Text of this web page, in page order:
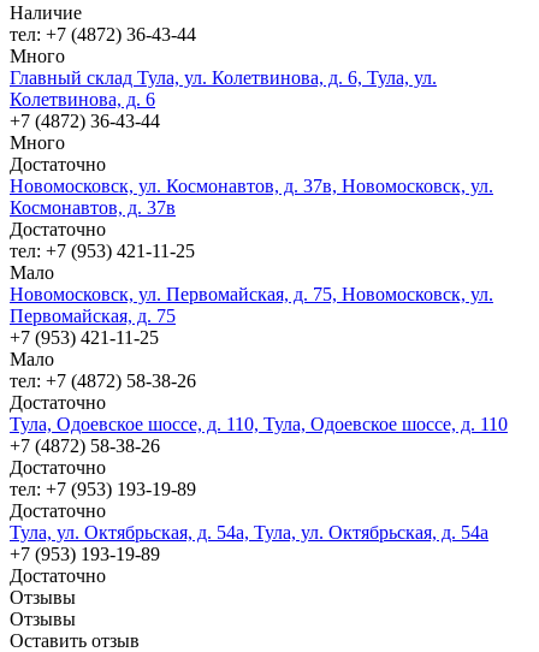
Наличие
тел: +7 (4872) 36-43-44
Много
Главный склад Тула, ул. Колетвинова, д. 6, Тула, ул.
Колетвинова, д. 6
+7 (4872) 36-43-44
Много
Достаточно
Новомосковск, ул. Космонавтов, д. 37в, Новомосковск, ул.
Космонавтов, д. 37в
Достаточно
тел: +7 (953) 421-11-25
Мало
Новомосковск, ул. Первомайская, д. 75, Новомосковск, ул.
Первомайская, д. 75
+7 (953) 421-11-25
Мало
тел: +7 (4872) 58-38-26
Достаточно
Тула, Одоевское шоссе, д. 110, Тула, Одоевское шоссе, д. 110
+7 (4872) 58-38-26
Достаточно
тел: +7 (953) 193-19-89
Достаточно
Тула, ул. Октябрьская, д. 54а, Тула, ул. Октябрьская, д. 54а
+7 (953) 193-19-89
Достаточно
Отзывы
Отзывы
Оставить отзыв